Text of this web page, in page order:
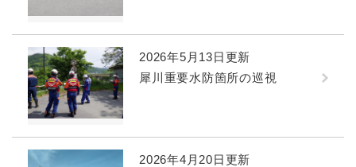
2026年5月13日更新
犀川重要水防箇所の巡視
2026年4月20日更新